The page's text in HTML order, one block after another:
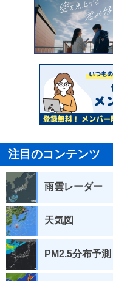
注目のコンテンツ
雨雲レーダー
天気図
PM2.5分布予測